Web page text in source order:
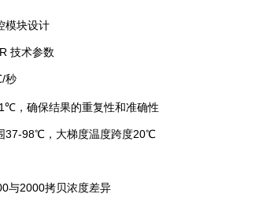
块设计
技术参数
秒
确保结果的重复性和准确性
98℃，大梯度温度跨度20℃
2000拷贝浓度差异